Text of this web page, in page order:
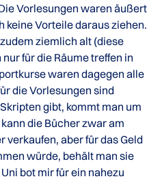
Vorlesungen waren äußert
keine Vorteile daraus ziehen.
ziemlich alt (diese
für die Räume treffen in
waren dagegen alle
die Vorlesungen sind
gibt, kommt man um
die Bücher zwar am
verkaufen, aber für das Geld
würde, behält man sie
bot mir für ein nahezu